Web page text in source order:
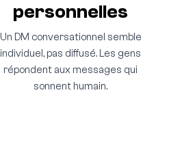
personnelles
Un DM conversationnel semble
individuel, pas diffusé. Les gens
répondent aux messages qui
sonnent humain.